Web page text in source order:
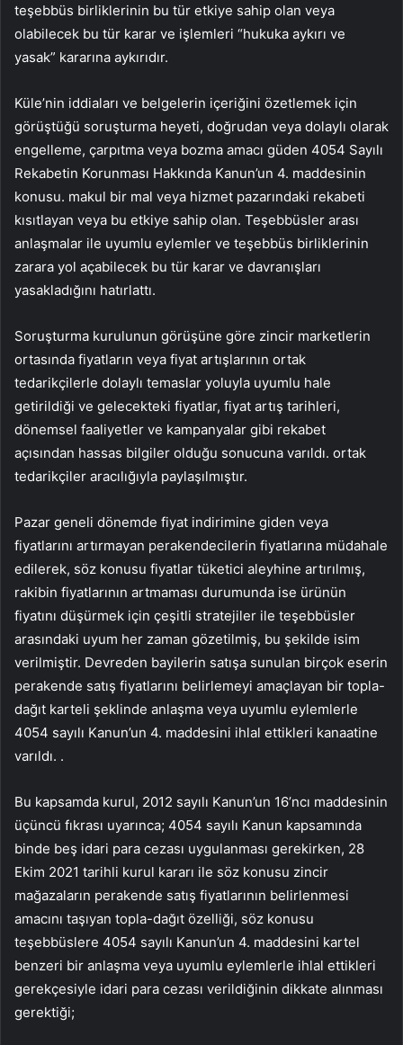
teşebbüs birliklerinin bu tür etkiye sahip olan veya
olabilecek bu tür karar ve işlemleri “hukuka aykırı ve
yasak” kararına aykırıdır.
Küle’nin iddiaları ve belgelerin içeriğini özetlemek için
görüştüğü soruşturma heyeti, doğrudan veya dolaylı olarak
engelleme, çarpıtma veya bozma amacı güden 4054 Sayılı
Rekabetin Korunması Hakkında Kanun’un 4. maddesinin
konusu. makul bir mal veya hizmet pazarındaki rekabeti
kısıtlayan veya bu etkiye sahip olan. Teşebbüsler arası
anlaşmalar ile uyumlu eylemler ve teşebbüs birliklerinin
zarara yol açabilecek bu tür karar ve davranışları
yasakladığını hatırlattı.
Soruşturma kurulunun görüşüne göre zincir marketlerin
ortasında fiyatların veya fiyat artışlarının ortak
tedarikçilerle dolaylı temaslar yoluyla uyumlu hale
getirildiği ve gelecekteki fiyatlar, fiyat artış tarihleri,
dönemsel faaliyetler ve kampanyalar gibi rekabet
açısından hassas bilgiler olduğu sonucuna varıldı. ortak
tedarikçiler aracılığıyla paylaşılmıştır.
Pazar geneli dönemde fiyat indirimine giden veya
fiyatlarını artırmayan perakendecilerin fiyatlarına müdahale
edilerek, söz konusu fiyatlar tüketici aleyhine artırılmış,
rakibin fiyatlarının artmaması durumunda ise ürünün
fiyatını düşürmek için çeşitli stratejiler ile teşebbüsler
arasındaki uyum her zaman gözetilmiş, bu şekilde isim
verilmiştir. Devreden bayilerin satışa sunulan birçok eserin
perakende satış fiyatlarını belirlemeyi amaçlayan bir topla-
dağıt karteli şeklinde anlaşma veya uyumlu eylemlerle
4054 sayılı Kanun’un 4. maddesini ihlal ettikleri kanaatine
varıldı. .
Bu kapsamda kurul, 2012 sayılı Kanun’un 16’ncı maddesinin
üçüncü fıkrası uyarınca; 4054 sayılı Kanun kapsamında
binde beş idari para cezası uygulanması gerekirken, 28
Ekim 2021 tarihli kurul kararı ile söz konusu zincir
mağazaların perakende satış fiyatlarının belirlenmesi
amacını taşıyan topla-dağıt özelliği, söz konusu
teşebbüslere 4054 sayılı Kanun’un 4. maddesini kartel
benzeri bir anlaşma veya uyumlu eylemlerle ihlal ettikleri
gerekçesiyle idari para cezası verildiğinin dikkate alınması
gerektiği;